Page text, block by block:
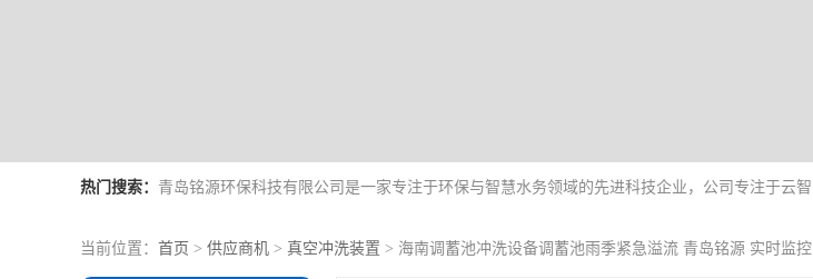
热门搜索：
当前位置： 首页 > 供应商机 > 真空冲洗装置 > 海南调蓄池冲洗设备调蓄池雨季紧急溢流 青岛铭源 实时监控